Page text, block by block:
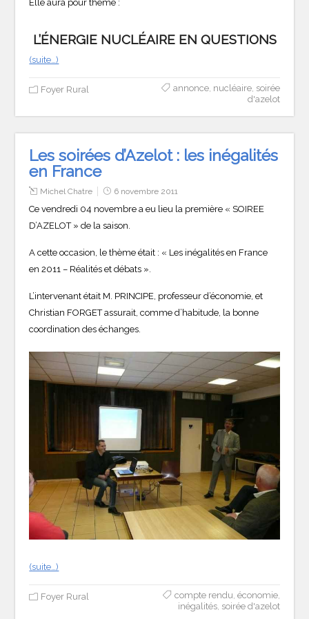
Elle aura pour thème :
L’ÉNERGIE NUCLÉAIRE EN QUESTIONS
(suite…)
Foyer Rural annonce, nucléaire, soirée
d'azelot
Les soirées d’Azelot : les inégalités
en France
Michel Chatre 6 novembre 2011
Ce vendredi 04 novembre a eu lieu la première « SOIREE
D’AZELOT » de la saison.
A cette occasion, le thème était : « Les inégalités en France
en 2011 – Réalités et débats ».
L’intervenant était M. PRINCIPE, professeur d’économie, et
Christian FORGET assurait, comme d’habitude, la bonne
coordination des échanges.
(suite…)
Foyer Rural compte rendu, économie,
inégalités, soirée d'azelot